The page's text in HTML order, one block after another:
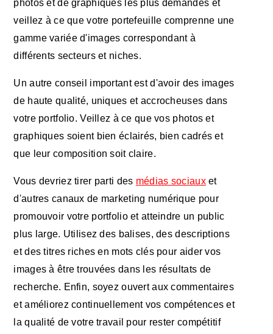
photos et de graphiques les plus demandés et
veillez à ce que votre portefeuille comprenne une
gamme variée d'images correspondant à
différents secteurs et niches.
Un autre conseil important est d'avoir des images
de haute qualité, uniques et accrocheuses dans
votre portfolio. Veillez à ce que vos photos et
graphiques soient bien éclairés, bien cadrés et
que leur composition soit claire.
Vous devriez tirer parti des médias sociauxet
d'autres canaux de marketing numérique pour
promouvoir votre portfolio et atteindre un public
plus large. Utilisez des balises, des descriptions
et des titres riches en mots clés pour aider vos
images à être trouvées dans les résultats de
recherche. Enfin, soyez ouvert aux commentaires
et améliorez continuellement vos compétences et
la qualité de votre travail pour rester compétitif